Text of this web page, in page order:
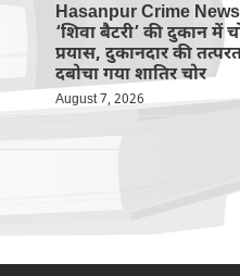
Hasanpur Crime
‘शिवा बैटरी’ की दुकान में
प्रयास, दुकानदार की
दबोचा गया शातिर चोर
August 7, 2026